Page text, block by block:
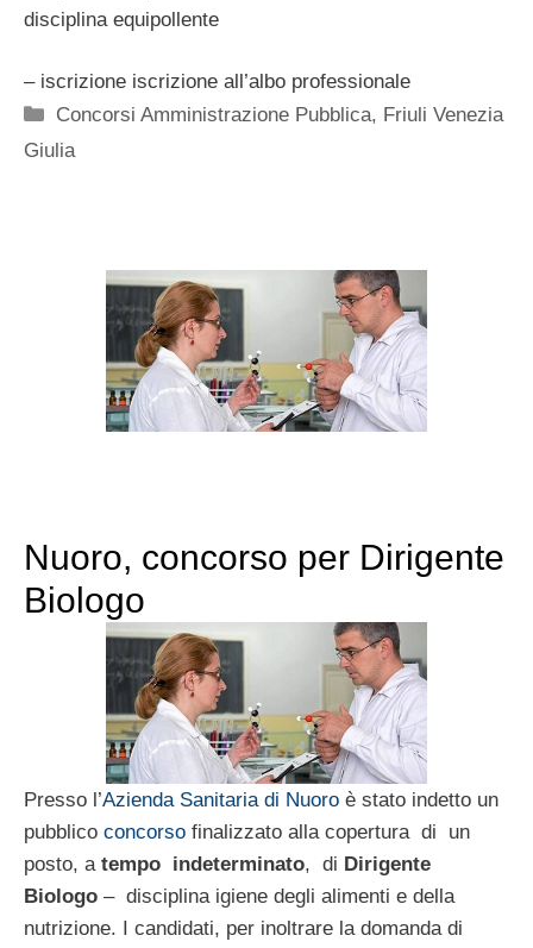
disciplina equipollente
– iscrizione iscrizione all’albo professionale
Categorie
Concorsi Amministrazione Pubblica, Friuli Venezia
Giulia
Nuoro, concorso per Dirigente
Biologo
Presso l’Azienda Sanitaria di Nuoro è stato indetto un
pubblico concorso finalizzato alla copertura di un
posto, a tempo indeterminato, di Dirigente
Biologo – disciplina igiene degli alimenti e della
nutrizione. I candidati, per inoltrare la domanda di